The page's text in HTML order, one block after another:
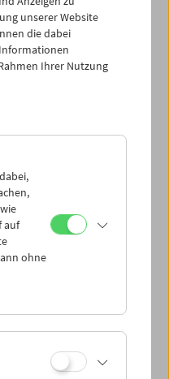
L'Immagine
Deutsche Kinemathek
Murnau-Stiftung
Tagesberichte,
sowie viele
lückenlose
Films erlauben. Die
Materialien war ein
sind der
und der interessierten
Deutschen
und Bildquellen
individuell
Kulturguts auf.
unserer Website
die dabei
Ihrer Nutzung
auf
ohne